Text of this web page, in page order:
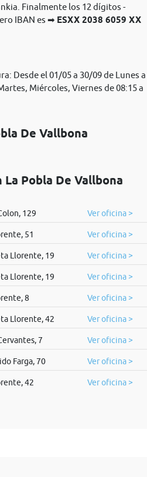
Finalmente los 12 dígitos -
IBAN es ➡ ESXX 2038 6059 XX
Desde el 01/05 a 30/09 de Lunes a
Miércoles, Viernes de 08:15 a
De Vallbona
Pobla De Vallbona
129 Ver oficina >
51 Ver oficina >
Llorente, 19 Ver oficina >
Llorente, 19 Ver oficina >
8 Ver oficina >
Llorente, 42 Ver oficina >
7 Ver oficina >
Farga, 70 Ver oficina >
42 Ver oficina >